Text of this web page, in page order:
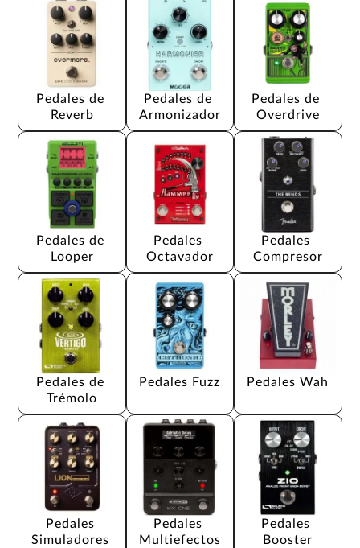
Pedales de
Reverb
Pedales de
Armonizador
Pedales de
Overdrive
Pedales de
Looper
Pedales
Octavador
Pedales
Compresor
Pedales de
Trémolo
Pedales Fuzz Pedales Wah
Pedales
Simuladores
Pedales
Multiefectos
Pedales
Booster